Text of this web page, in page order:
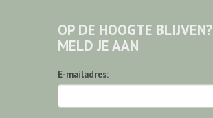
OP DE HOOGTE BLIJVEN?
MELD JE AAN
E-mailadres: